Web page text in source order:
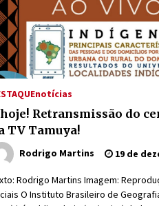
notícias
Retransmissão do
TV Tamuya!
Rodrigo Martins 19 de
Rodrigo Martins Imagem:
O Instituto Brasileiro de